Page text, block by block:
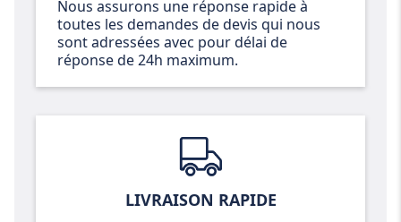
Nous assurons une réponse rapide à
toutes les demandes de devis qui nous
sont adressées avec pour délai de
réponse de 24h maximum.
LIVRAISON RAPIDE